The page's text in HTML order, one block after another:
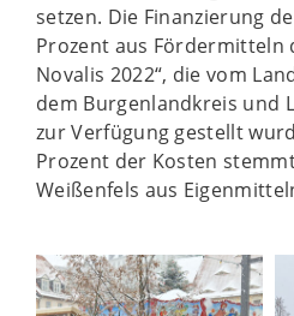
setzen. Die Finanzierung
Prozent aus Fördermitteln
Novalis 2022“, die vom
dem Burgenlandkreis und
zur Verfügung gestellt
Prozent der Kosten
Weißenfels aus